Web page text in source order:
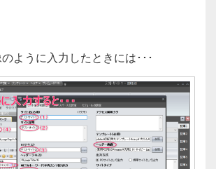
ように入力したときには･･･